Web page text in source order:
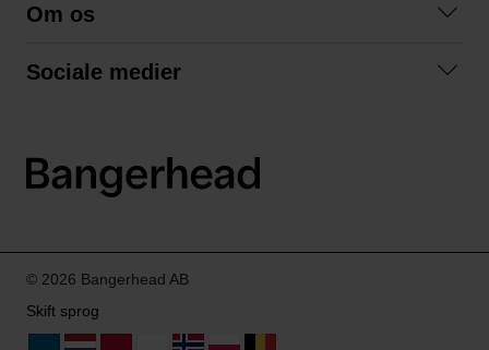
Betingelser
Om os
Sociale medier
LinkedIn
© 2026 Bangerhead AB
Skift sprog